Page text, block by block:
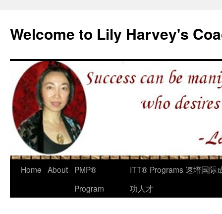
Welcome to Lily Harvey's
Home About
PMP®
Program
ITT® Programs 速培国际
功人才